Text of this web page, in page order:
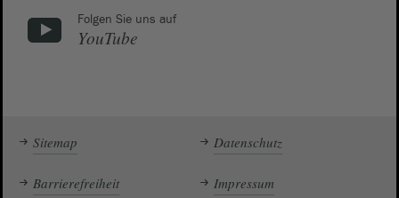
Folgen Sie uns auf
YouTube
Sitemap Datenschutz
Barrierefreiheit Impressum